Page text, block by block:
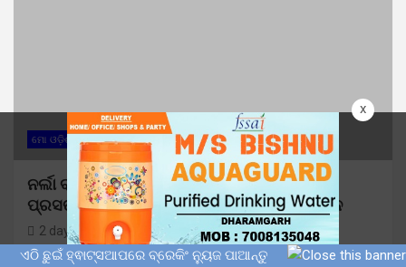
x
ମୋ ଓଡ଼ିଶା
ନର୍ଲା ବ୍ଲକରେ ସ୍ୱତନ୍ତ୍ର ସଘନ ସଂଶୋଧନ କାର୍ଯ୍ୟ
ପ୍ରସଙ୍ଗ: ଅଗଷ୍ଟ ୪ରୁ ଚାଲିଛି ଅସଙ୍ଗତି ସଂଶୋଧନ
2 days ago Sunil Kumar Dhangadamajhi
ଏଠି ଛୁଇଁ ହ୍ଵାଟ୍ସଆପରେ ବ୍ରେକିଂ ନ୍ୟୁଜ ପାଆନ୍ତୁ